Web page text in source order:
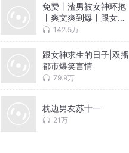
免费丨渣男被女神环抱
丨爽文爽到爆丨跟女神
求生的日子
142.5万
跟女神求生的日子|双播|
都市爆笑言情
79.9万
枕边男友苏十一
21万